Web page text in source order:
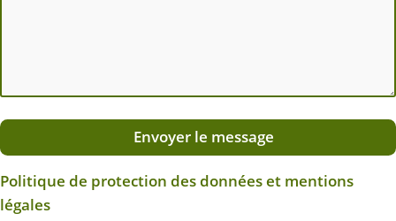
Envoyer le message
Politique de protection des données et mentions
légales